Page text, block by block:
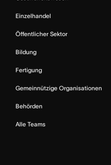
Einzelhandel
Öffentlicher Sektor
Bildung
Fertigung
Gemeinnützige Organisationen
Behörden
Alle Teams